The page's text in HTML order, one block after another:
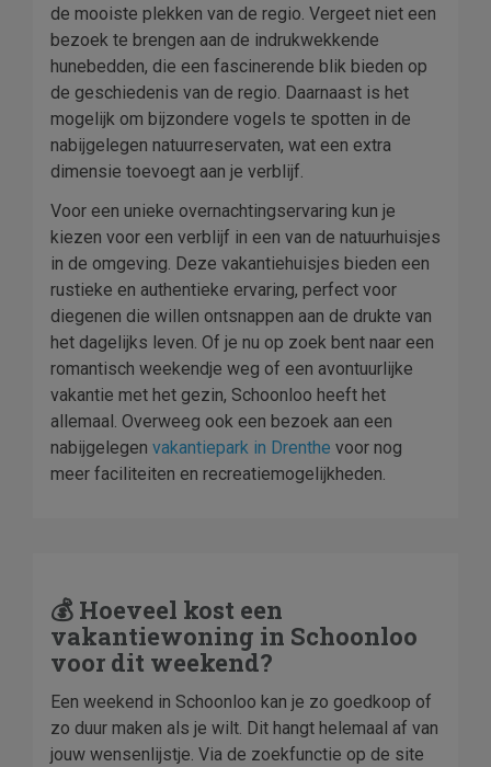
de mooiste plekken van de regio. Vergeet niet een
bezoek te brengen aan de indrukwekkende
hunebedden, die een fascinerende blik bieden op
de geschiedenis van de regio. Daarnaast is het
mogelijk om bijzondere vogels te spotten in de
nabijgelegen natuurreservaten, wat een extra
dimensie toevoegt aan je verblijf.
Voor een unieke overnachtingservaring kun je
kiezen voor een verblijf in een van de natuurhuisjes
in de omgeving. Deze vakantiehuisjes bieden een
rustieke en authentieke ervaring, perfect voor
diegenen die willen ontsnappen aan de drukte van
het dagelijks leven. Of je nu op zoek bent naar een
romantisch weekendje weg of een avontuurlijke
vakantie met het gezin, Schoonloo heeft het
allemaal. Overweeg ook een bezoek aan een
nabijgelegen vakantiepark in Drenthe voor nog
meer faciliteiten en recreatiemogelijkheden.
💰 Hoeveel kost een
vakantiewoning in Schoonloo
voor dit weekend?
Een weekend in Schoonloo kan je zo goedkoop of
zo duur maken als je wilt. Dit hangt helemaal af van
jouw wensenlijstje. Via de zoekfunctie op de site